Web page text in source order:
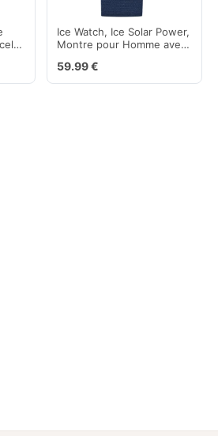
Ice Watch, Ice Solar Power,
Montre pour Homme avec
59.99 €